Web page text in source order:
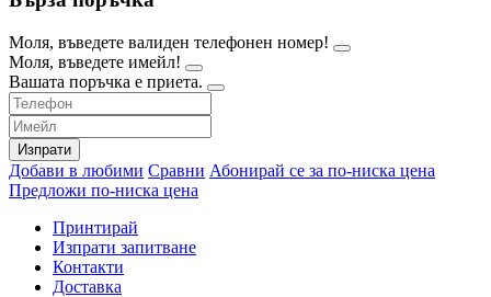
Моля, въведете валиден телефонен номер!
Моля, въведете имейл!
Вашата поръчка е приета.
Изпрати
Добави в любими Сравни Абонирай се за по-ниска цена
Предложи по-ниска цена
Принтирай
Изпрати запитване
Контакти
Доставка